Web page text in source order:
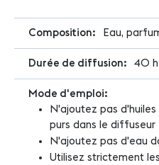
Eau,
40 h
N'ajoutez pas
purs dans le diffuseur
N'ajoutez pas d'eau
Utilisez strictement